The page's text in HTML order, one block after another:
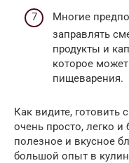
Многие
заправлять
продукты и
которое
пищеварения.
Как видите, готовить
очень просто, легко
полезное и вкусное
большой опыт в